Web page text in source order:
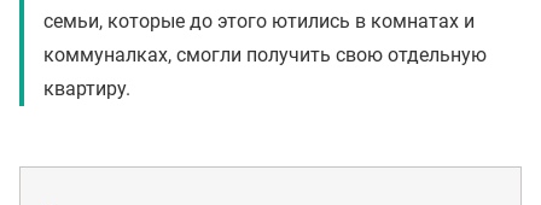
семьи, которые до этого ютились в комнатах и
коммуналках, смогли получить свою отдельную
квартиру.